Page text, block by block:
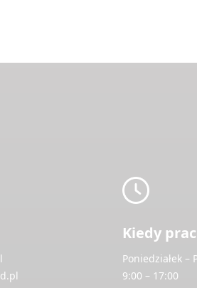
Kiedy
Poniedziałek –
9:00 – 17:00